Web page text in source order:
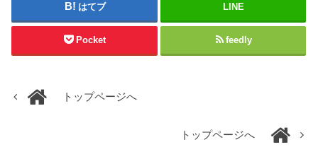
はてブ LINE
Pocket feedly
トップページへ
トップページへ